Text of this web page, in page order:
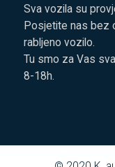
Sva vozila su
Posjetite nas bez
rabljeno vozilo.
Tu smo za Vas
8-18h.